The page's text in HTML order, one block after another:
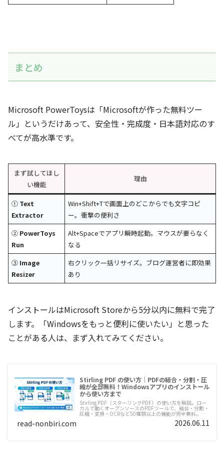
まとめ
Microsoft PowerToysは「Microsoftが作った無料ツー
ル」というだけあって、安全性・完成度・日本語対応のす
べてが高水準です。
まず試してほし
い機能
理由
① Text
Extractor
Win+Shift+Tで画面上のどこからでも文字コピ
ー。衝撃の便利さ
② PowerToys
Run
Alt+Spaceでアプリ瞬時起動。マウスが要らなく
なる
③ Image
Resizer
右クリック一括リサイズ。ブログ運営者に即効果
あり
インストールはMicrosoft Storeから5分以内に無料で完了
します。「Windowsをもっと便利に使いたい」と思った
ことがある人は、まず入れてみてください。
Stirling PDF の使い方｜PDFの結合・分割・圧
縮が全部無料！Windowsアプリのインストール
から使い方まで
Stirling PDF（スターリングPDF）の使い方を解説。ロー
カルで動くオープンソースのPDFツールで、結合・分割・
圧縮・変換・OCRなど50種類以上の機能が完全無料。
Windowsアプリのインストール手順からよく使う機能の
read-nonbiri.com 2026.06.11